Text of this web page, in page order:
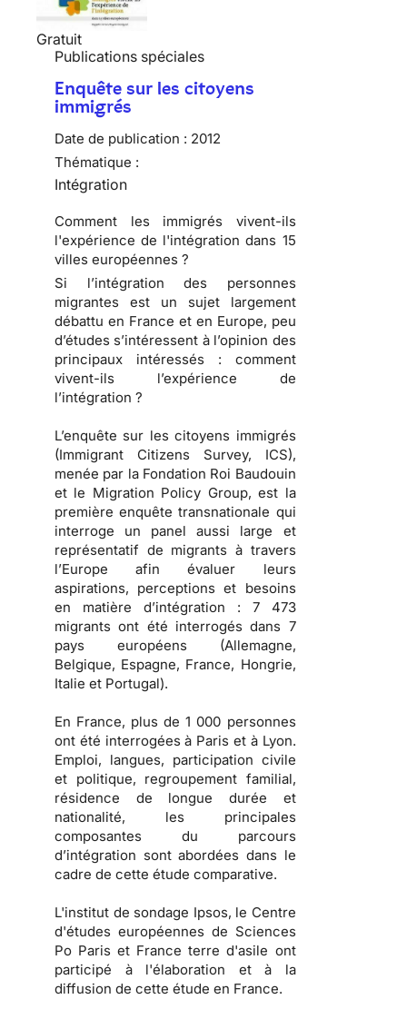
Gratuit
Publications spéciales
Enquête sur les citoyens
immigrés
Date de publication : 2012
Thématique :
Intégration
Comment les immigrés vivent-ils
l'expérience de l'intégration dans 15
villes européennes ?
Si l’intégration des personnes
migrantes est un sujet largement
débattu en France et en Europe, peu
d’études s’intéressent à l’opinion des
principaux intéressés : comment
vivent-ils l’expérience de
l’intégration ?
L’enquête sur les citoyens immigrés
(Immigrant Citizens Survey, ICS),
menée par la Fondation Roi Baudouin
et le Migration Policy Group, est la
première enquête transnationale qui
interroge un panel aussi large et
représentatif de migrants à travers
l’Europe afin évaluer leurs
aspirations, perceptions et besoins
en matière d’intégration : 7 473
migrants ont été interrogés dans 7
pays européens (Allemagne,
Belgique, Espagne, France, Hongrie,
Italie et Portugal).
En France, plus de 1 000 personnes
ont été interrogées à Paris et à Lyon.
Emploi, langues, participation civile
et politique, regroupement familial,
résidence de longue durée et
nationalité, les principales
composantes du parcours
d’intégration sont abordées dans le
cadre de cette étude comparative.
L'institut de sondage Ipsos, le Centre
d'études européennes de Sciences
Po Paris et France terre d'asile ont
participé à l'élaboration et à la
diffusion de cette étude en France.